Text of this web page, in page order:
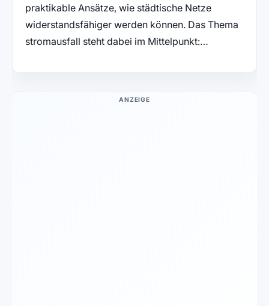
praktikable Ansätze, wie städtische Netze
widerstandsfähiger werden können. Das Thema
stromausfall steht dabei im Mittelpunkt:…
ANZEIGE